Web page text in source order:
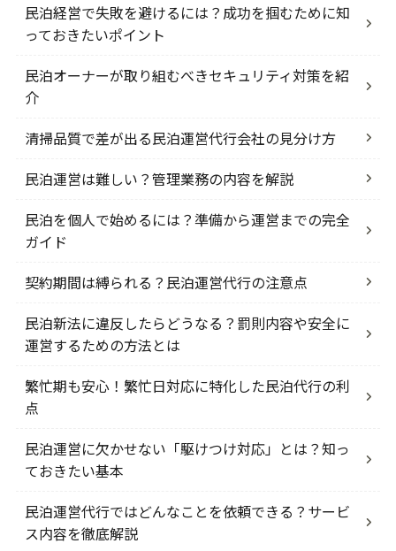
民泊経営で失敗を避けるには？成功を掴むために知
っておきたいポイント
民泊オーナーが取り組むべきセキュリティ対策を紹
介
清掃品質で差が出る民泊運営代行会社の見分け方
民泊運営は難しい？管理業務の内容を解説
民泊を個人で始めるには？準備から運営までの完全
ガイド
契約期間は縛られる？民泊運営代行の注意点
民泊新法に違反したらどうなる？罰則内容や安全に
運営するための方法とは
繁忙期も安心！繁忙日対応に特化した民泊代行の利
点
民泊運営に欠かせない「駆けつけ対応」とは？知っ
ておきたい基本
民泊運営代行ではどんなことを依頼できる？サービ
ス内容を徹底解説